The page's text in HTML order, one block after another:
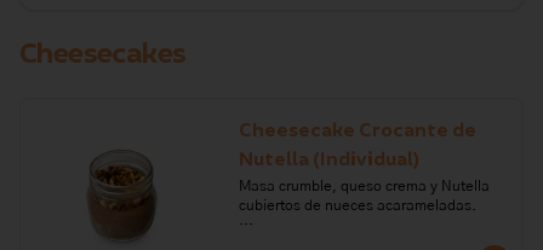
Cheesecakes
Cheesecake Crocante de
Nutella (Individual)
Masa crumble, queso crema y Nutella
cubiertos de nueces acarameladas.